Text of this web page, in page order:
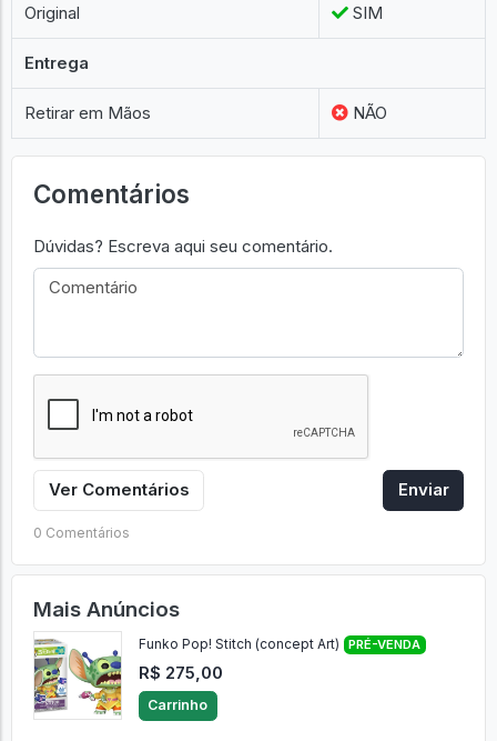
Original SIM
Entrega
Retirar em Mãos NÃO
Comentários
Dúvidas? Escreva aqui seu comentário.
Ver Comentários Enviar
0 Comentários
Mais Anúncios
Funko Pop! Stitch (concept Art) PRÉ-VENDA
R$ 275,00
Carrinho